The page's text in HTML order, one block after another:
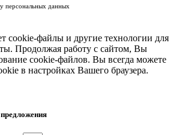
персональных данных
cookie-файлы и другие технологии для
Продолжая работу с сайтом, Вы
cookie-файлов. Вы всегда можете
в настройках Вашего браузера.